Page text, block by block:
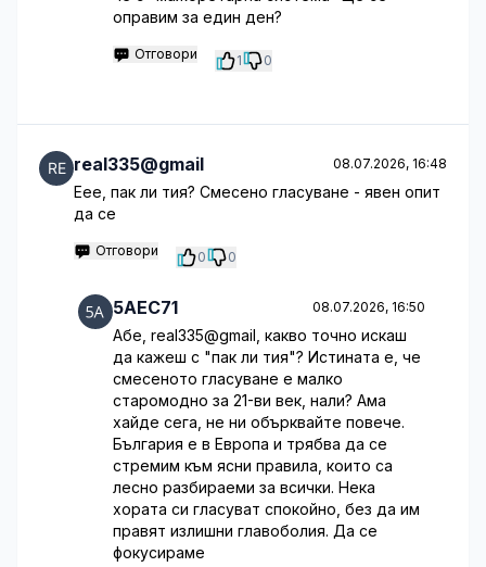
оправим за един ден?
Отговори 1 0
real335@gmail 08.07.2026, 16:48
Еее, пак ли тия? Смесено гласуване - явен опит
да се
Отговори 0 0
5AEC71 08.07.2026, 16:50
Абе, real335@gmail, какво точно искаш
да кажеш с "пак ли тия"? Истината е, че
смесеното гласуване е малко
старомодно за 21-ви век, нали? Ама
хайде сега, не ни обърквайте повече.
България е в Европа и трябва да се
стремим към ясни правила, които са
лесно разбираеми за всички. Нека
хората си гласуват спокойно, без да им
правят излишни главоболия. Да се
фокусираме